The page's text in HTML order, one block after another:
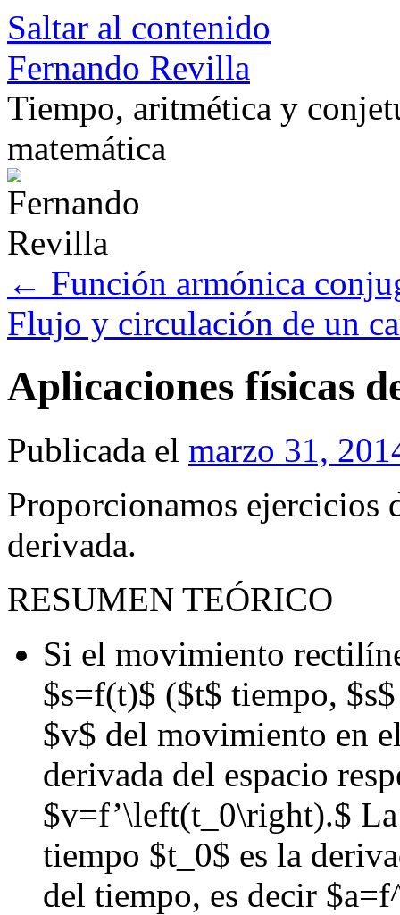
Saltar al contenido
Fernando Revilla
Tiempo, aritmética y
matemática
← Función armónica
Flujo y circulación de un
Aplicaciones físicas
Publicada el marzo 31,
Proporcionamos ejercicios
derivada.
RESUMEN TEÓRICO
Si el movimiento
$s=f(t)$ ($t$ tiempo,
$v$ del movimiento en
derivada del espacio
$v=f’\left(t_0\right).$ La
tiempo $t_0$ es la
del tiempo, es decir